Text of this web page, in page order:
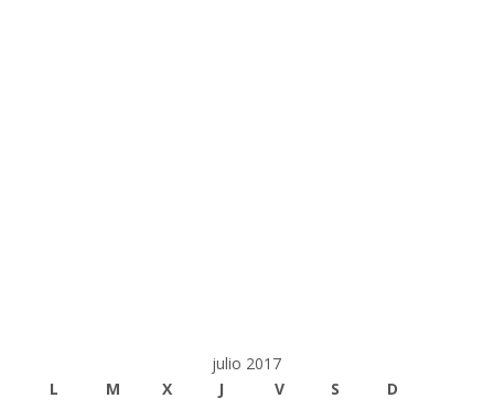
julio 2017
L
M X J V S
D